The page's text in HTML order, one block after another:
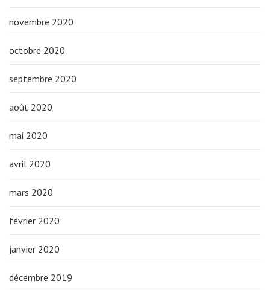
novembre 2020
octobre 2020
septembre 2020
août 2020
mai 2020
avril 2020
mars 2020
février 2020
janvier 2020
décembre 2019